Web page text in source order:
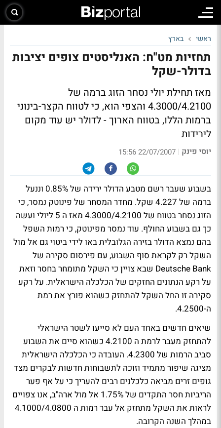
ראשי בארץ
תחזיות מט"ח: האנליסטים צופים יציבות
בדולר-שקל
מאז תחילת יולי נסחר הזוג ברמה של
4.3000/4.2100 והצפי הוא, כי לטווח הקצר-בינוני
ברמות הללו, בטווח הארוך - לדולר יש עוד מקום
לירידות
יוסי פינק |
22/07/2007 15:56
בשבוע שעבר רשם מטבע הדולר ירידה של 0.85% וננעל
ברמה של 4.227 שקל. מחדר המסחר של פינוטק נמסר, כי
הזוג נסחר בטווח של 4.3000/4.2100 מאז ה 5 ליולי ועשה
כך גם בשבוע החולף. עוד נמסר מפינוטק, כי רמות השפל
בהם נמצא הדולר בזירה הגלובלית באו לידי ביטוי גם אל מול
השקל רק לקראת סוף השבוע, עם פירסום סקירה של
Deutsche Bank שבא צויין כי השקל מתומחר בחסר וזאת
על רקע הנתונים החזקים של הכלכלה הישראלית. על רקע
סקירה זו החל השקל להתחזק כשהוא פורץ את רמת
ה-4.2500.
שיאים חדשים באחד העם לא סייעו לשטר הישראלי
להתחזק מעבר לרמת ה 4.2100 כשהוא סיים את השבוע
סביב הרמות של 4.2300. העובדה כי הכלכלה הישראלית
מציגה שיפור מתמיד וזוכה לתשבוחות חדשות לבקרים מצד
גופים זרים מביאה כלכלנים רבים להעריך כי על אף פער
הריביות חסר התקדים של 1.75% אל מול ארה"ב, אנו צפויים
לראות את השקל מתחזק אל עבר רמות ה 4.1000/4.0800
במהלך השנה הקרובה.